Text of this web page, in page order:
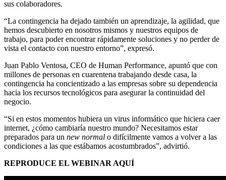
sus colaboradores.
“La contingencia ha dejado también un aprendizaje, la agilidad, que
hemos descubierto en nosotros mismos y nuestros equipos de
trabajo, para poder encontrar rápidamente soluciones y no perder de
vista el contacto con nuestro entorno”, expresó.
Juan Pablo Ventosa, CEO de Human Performance, apuntó que con
millones de personas en cuarentena trabajando desde casa, la
contingencia ha concientizado a las empresas sobre su dependencia
hacia los recursos tecnológicos para asegurar la continuidad del
negocio.
“Si en estos momentos hubiera un virus informático que hiciera caer
internet, ¿cómo cambiaría nuestro mundo? Necesitamos estar
preparados para un new normal o difícilmente vamos a volver a las
condiciones a las que estábamos acostumbrados”, advirtió.
REPRODUCE EL WEBINAR AQUÍ